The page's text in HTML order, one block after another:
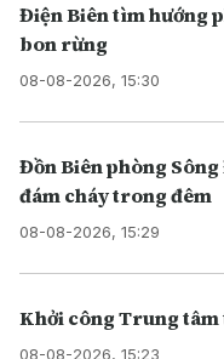
Điện Biên tìm hướng
bon rừng
08-08-2026, 15:30
Đồn Biên phòng
đám cháy trong đêm
08-08-2026, 15:29
Khởi công Trung tâm
08-08-2026, 15:23